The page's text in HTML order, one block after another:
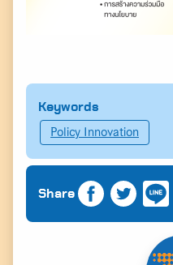
Keywords
Policy Innovation
Share